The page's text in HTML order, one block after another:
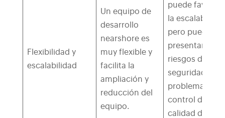
Flexibilidad y
escalabilidad
Un equipo de
desarrollo
nearshore es
muy flexible y
facilita la
ampliación y
reducción del
equipo.
puede
la
pero puede
presentar
riesgos de
seguridad y
problemas de
control de
calidad debido